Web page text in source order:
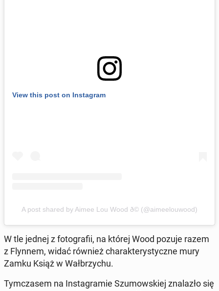
View this post on In­sta­gram
A post shared by Aimee Lou Wood ð© (@aime­elo­uwo­od)
W tle jednej z fo­to­gra­fii, na której Wood pozuje razem
z Flynnem, widać również cha­rak­te­ry­stycz­ne mury
Zamku Książ w Wał­brzy­chu.
Tym­cza­sem na In­sta­gra­mie Szu­mow­skiej zna­la­zło się